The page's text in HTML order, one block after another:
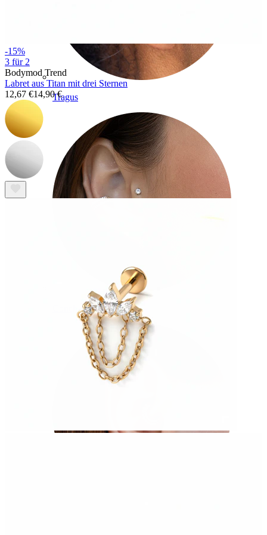
Tragus
-15%
3 für 2
Bodymod Trend
Labret aus Titan mit drei Sternen
12,67 €14,90 €